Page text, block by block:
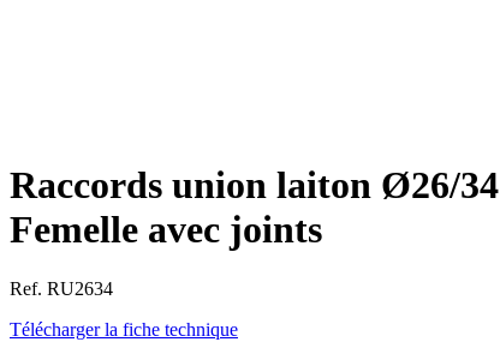
Raccords union laiton Ø26/34
Femelle avec joints
Ref. RU2634
Télécharger la fiche technique